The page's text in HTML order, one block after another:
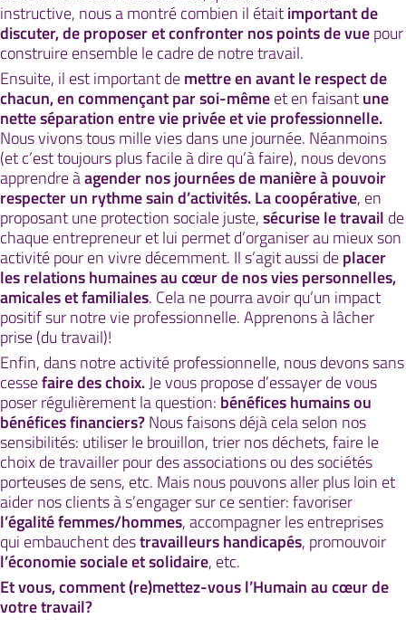
instructive, nous a montré combien il étaitimportant de
discuter, de proposer et confronter nos points de vuepour
construire ensemble le cadre de notre travail.
Ensuite, il est important demettre en avant le respect de
chacun, en commençant par soi-mêmeet en faisantune
nette séparation entre vie privée et vie professionnelle.
Nous vivons tous mille vies dans une journée. Néanmoins
(et c’est toujours plus facile à dire qu’à faire), nous devons
apprendre àagender nos journées de manière à pouvoir
respecter un rythme sain d’activités.La coopérative, en
proposant une protection sociale juste,sécurise le travail de
chaque entrepreneur et lui permet d’organiser au mieux son
activité pour en vivre décemment. Il s’agit aussi deplacer
les relations humaines au cœur de nos vies personnelles,
amicales et familiales. Cela ne pourra avoir qu’un impact
positif sur notre vie professionnelle. Apprenons à lâcher
prise (du travail)!
Enfin, dans notre activité professionnelle, nous devons sans
cessefaire des choix.Je vous propose d’essayer de vous
poser régulièrement la question: bénéfices humains ou
bénéfices financiers?Nous faisons déjà cela selon nos
sensibilités: utiliser le brouillon, trier nos déchets, faire le
choix de travailler pour des associations ou des sociétés
porteuses de sens, etc. Mais nous pouvons aller plus loin et
aider nos clients à s’engager sur ce sentier: favoriser
l’égalité femmes/hommes, accompagner les entreprises
qui embauchent destravailleurs handicapés, promouvoir
l’économie sociale et solidaire, etc.
Et vous, comment (re)mettez-vous l’Humain au cœur de
votre travail?